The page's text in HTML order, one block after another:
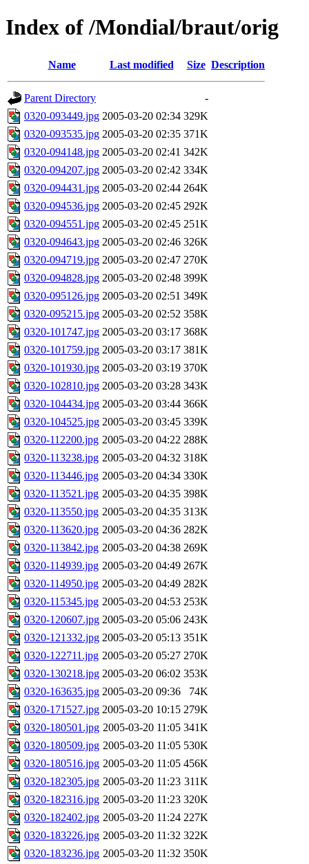
Index of /Mondial/braut/orig
Name Last modified Size Description
Parent Directory
-
0320-093449.jpg 2005-03-20 02:34 329K
0320-093535.jpg 2005-03-20 02:35 371K
0320-094148.jpg 2005-03-20 02:41 342K
0320-094207.jpg 2005-03-20 02:42 334K
0320-094431.jpg 2005-03-20 02:44 264K
0320-094536.jpg 2005-03-20 02:45 292K
0320-094551.jpg 2005-03-20 02:45 251K
0320-094643.jpg 2005-03-20 02:46 326K
0320-094719.jpg 2005-03-20 02:47 270K
0320-094828.jpg 2005-03-20 02:48 399K
0320-095126.jpg 2005-03-20 02:51 349K
0320-095215.jpg 2005-03-20 02:52 358K
0320-101747.jpg 2005-03-20 03:17 368K
0320-101759.jpg 2005-03-20 03:17 381K
0320-101930.jpg 2005-03-20 03:19 370K
0320-102810.jpg 2005-03-20 03:28 343K
0320-104434.jpg 2005-03-20 03:44 366K
0320-104525.jpg 2005-03-20 03:45 339K
0320-112200.jpg 2005-03-20 04:22 288K
0320-113238.jpg 2005-03-20 04:32 318K
0320-113446.jpg 2005-03-20 04:34 330K
0320-113521.jpg 2005-03-20 04:35 398K
0320-113550.jpg 2005-03-20 04:35 313K
0320-113620.jpg 2005-03-20 04:36 282K
0320-113842.jpg 2005-03-20 04:38 269K
0320-114939.jpg 2005-03-20 04:49 267K
0320-114950.jpg 2005-03-20 04:49 282K
0320-115345.jpg 2005-03-20 04:53 253K
0320-120607.jpg 2005-03-20 05:06 243K
0320-121332.jpg 2005-03-20 05:13 351K
0320-122711.jpg 2005-03-20 05:27 270K
0320-130218.jpg 2005-03-20 06:02 353K
0320-163635.jpg 2005-03-20 09:36
74K
0320-171527.jpg 2005-03-20 10:15 279K
0320-180501.jpg 2005-03-20 11:05 341K
0320-180509.jpg 2005-03-20 11:05 530K
0320-180516.jpg 2005-03-20 11:05 456K
0320-182305.jpg 2005-03-20 11:23 311K
0320-182316.jpg 2005-03-20 11:23 320K
0320-182402.jpg 2005-03-20 11:24 227K
0320-183226.jpg 2005-03-20 11:32 322K
0320-183236.jpg 2005-03-20 11:32 350K